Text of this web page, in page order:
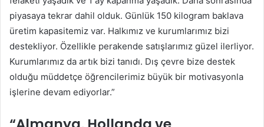
piyasaya tekrar dahil olduk. Günlük 150 kilogram baklava
üretim kapasitemiz var. Halkımız ve kurumlarımız bizi
destekliyor. Özellikle perakende satışlarımız güzel ilerliyor.
Kurumlarımız da artık bizi tanıdı. Dış çevre bize destek
olduğu müddetçe öğrencilerimiz büyük bir motivasyonla
işlerine devam ediyorlar.”